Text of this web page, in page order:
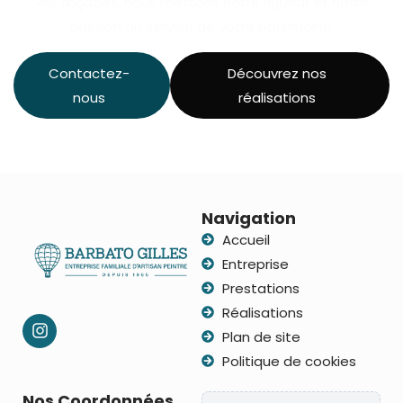
Contactez-
nous
Découvrez nos
réalisations
Navigation
Accueil
Entreprise
Prestations
Réalisations
Plan de site
Politique de cookies